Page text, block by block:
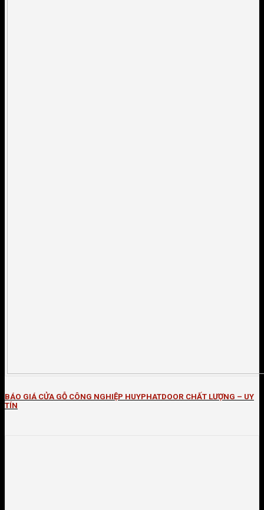
BÁO GIÁ CỬA GỖ CÔNG NGHIỆP HUYPHATDOOR CHẤT LƯỢNG – UY
TÍN